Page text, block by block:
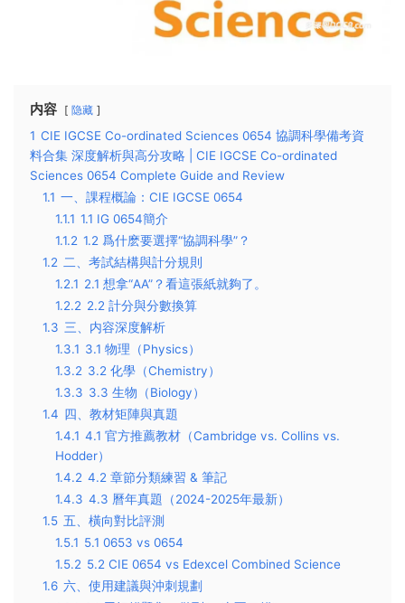
内容 隐藏
1 CIE IGCSE Co-ordinated Sciences 0654 協調科學備考資
料合集 深度解析與高分攻略 | CIE IGCSE Co-ordinated
Sciences 0654 Complete Guide and Review
1.1 一、課程概論：CIE IGCSE 0654
1.1.1 1.1 IG 0654簡介
1.1.2 1.2 爲什麽要選擇“協調科學”？
1.2 二、考試結構與計分規則
1.2.1 2.1 想拿“AA”？看這張紙就夠了。
1.2.2 2.2 計分與分數換算
1.3 三、内容深度解析
1.3.1 3.1 物理（Physics）
1.3.2 3.2 化學（Chemistry）
1.3.3 3.3 生物（Biology）
1.4 四、教材矩陣與真題
1.4.1 4.1 官方推薦教材（Cambridge vs. Collins vs.
Hodder）
1.4.2 4.2 章節分類練習 & 筆記
1.4.3 4.3 曆年真題（2024-2025年最新）
1.5 五、橫向對比評測
1.5.1 5.1 0653 vs 0654
1.5.2 5.2 CIE 0654 vs Edexcel Combined Science
1.6 六、使用建議與沖刺規劃